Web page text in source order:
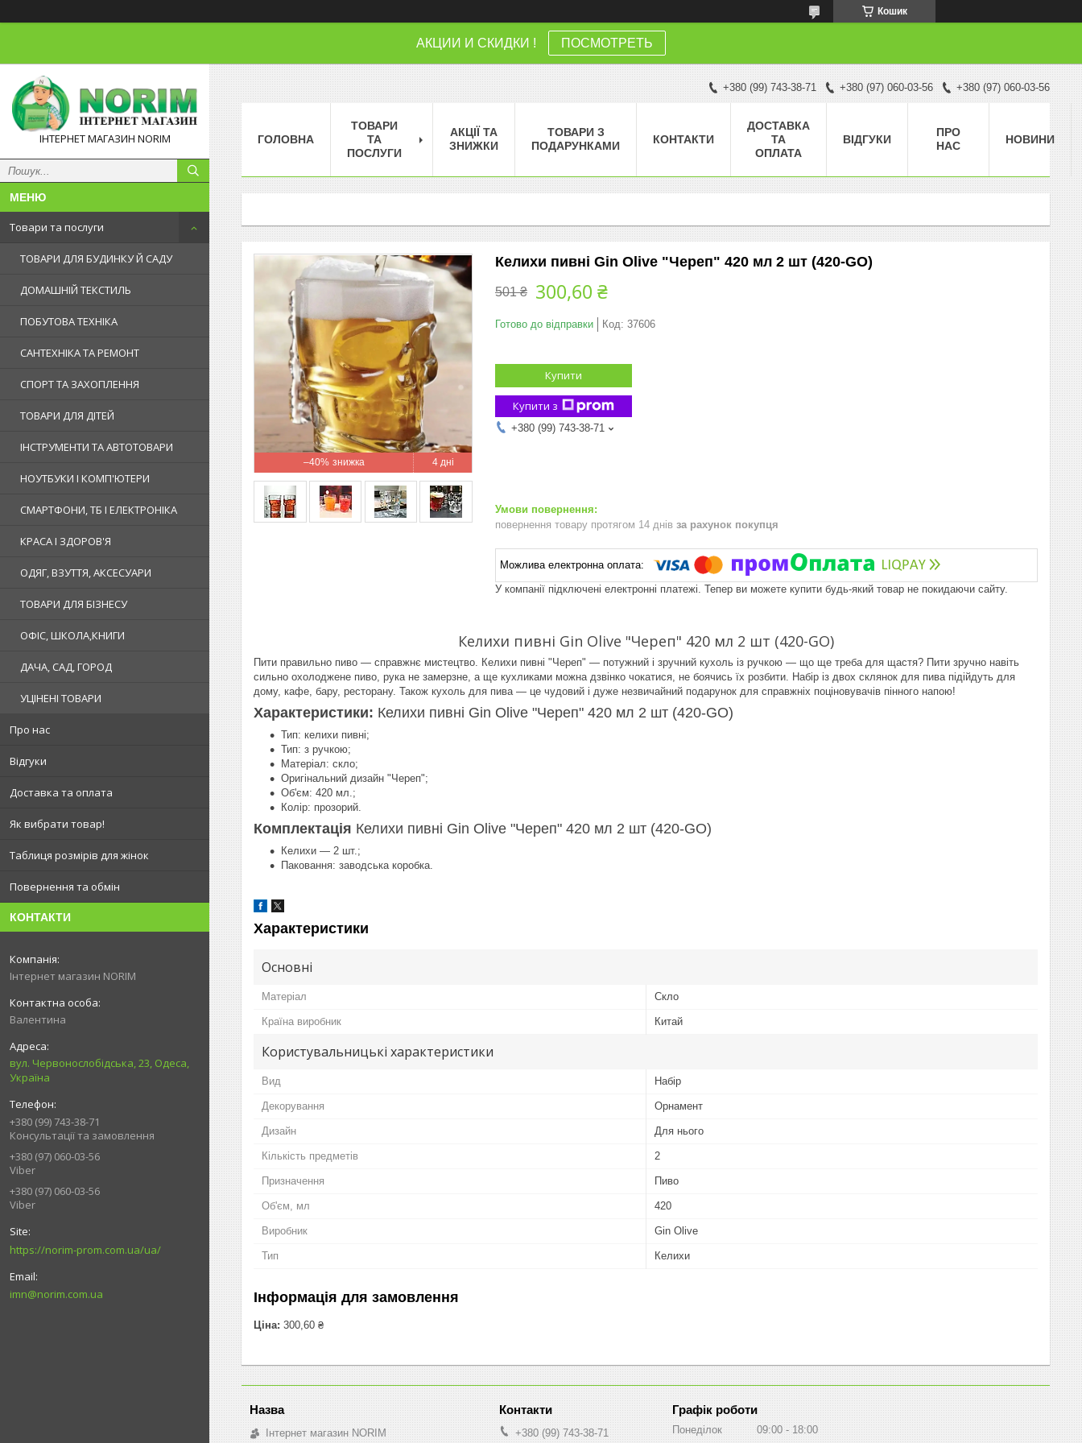
Кошик
АКЦИИ И СКИДКИ ! ПОСМОТРЕТЬ
ІНТЕРНЕТ МАГАЗИН NORIM
Товари та послуги
ТОВАРИ ДЛЯ БУДИНКУ Й САДУ
ДОМАШНІЙ ТЕКСТИЛЬ
ПОБУТОВА ТЕХНІКА
САНТЕХНІКА ТА РЕМОНТ
СПОРТ ТА ЗАХОПЛЕННЯ
ТОВАРИ ДЛЯ ДІТЕЙ
ІНСТРУМЕНТИ ТА АВТОТОВАРИ
НОУТБУКИ І КОМП'ЮТЕРИ
СМАРТФОНИ, ТБ І ЕЛЕКТРОНІКА
КРАСА І ЗДОРОВ'Я
ОДЯГ, ВЗУТТЯ, АКСЕСУАРИ
ТОВАРИ ДЛЯ БІЗНЕСУ
ОФІС, ШКОЛА,КНИГИ
ДАЧА, САД, ГОРОД
УЦІНЕНІ ТОВАРИ
Про нас
Відгуки
Доставка та оплата
Як вибрати товар!
Таблиця розмірів для жінок
Повернення та обмін
КОНТАКТИ
Інтернет магазин NORIM
Валентина
вул. Червонослобідська, 23, Одеса,
Україна
+380 (99) 743-38-71
Консультації та замовлення
+380 (97) 060-03-56
Viber
+380 (97) 060-03-56
Viber
https://norim-prom.com.ua/ua/
imn@norim.com.ua
+380 (99) 743-38-71 +380 (97) 060-03-56 +380 (97) 060-03-56
ГОЛОВНА
ТОВАРИ
ТА
ПОСЛУГИ
АКЦІЇ ТА
ЗНИЖКИ
ТОВАРИ З
ПОДАРУНКАМИ
КОНТАКТИ
ДОСТАВКА
ТА
ОПЛАТА
ВІДГУКИ
ПРО
НАС
НОВИНИ
–40% 4 дні
Келихи пивні Gin Olive "Череп" 420 мл 2 шт (420-GO)
501 ₴ 300,60 ₴
Готово до відправки Код: 37606
Купити
Купити з
+380 (99) 743-38-71
повернення товару протягом 14 днів за рахунок покупця
У компанії підключені електронні платежі. Тепер ви можете купити будь-який товар не покидаючи сайту.
Келихи пивні Gin Olive "Череп" 420 мл 2 шт (420-GO)
Пити правильно пиво — справжнє мистецтво. Келихи пивні "Череп" — потужний і зручний кухоль із ручкою — що ще треба для щастя? Пити зручно навіть
сильно охолоджене пиво, рука не замерзне, а ще кухликами можна дзвінко чокатися, не боячись їх розбити. Набір із двох склянок для пива підійдуть для
дому, кафе, бару, ресторану. Також кухоль для пива — це чудовий і дуже незвичайний подарунок для справжніх поціновувачів пінного напою!
Характеристики: Келихи пивні Gin Olive "Череп" 420 мл 2 шт (420-GO)
Тип: келихи пивні;
Тип: з ручкою;
Матеріал: скло;
Оригінальний дизайн "Череп";
Об'єм: 420 мл.;
Колір: прозорий.
Комплектація Келихи пивні Gin Olive "Череп" 420 мл 2 шт (420-GO)
Келихи — 2 шт.;
Паковання: заводська коробка.
Характеристики
Основні
Матеріал Скло
Країна виробник Китай
Користувальницькі характеристики
Вид Набір
Декорування Орнамент
Дизайн Для нього
Кількість предметів 2
Призначення Пиво
Об'єм, мл 420
Виробник Gin Olive
Тип Келихи
Інформація для замовлення
Ціна: 300,60 ₴
Інтернет магазин NORIM
+380 (99) 743-38-71
Графік роботи
Понеділок 09:00 18:00